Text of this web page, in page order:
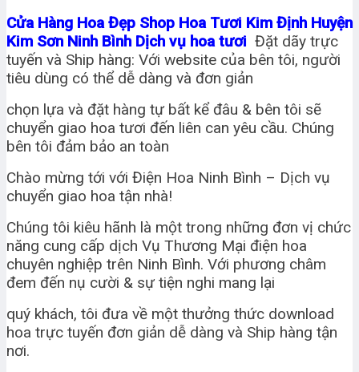
Cửa Hàng Hoa Đẹp Shop Hoa Tươi Kim Định Huyện
Kim Sơn Ninh Bình Dịch vụ hoa tươi Đặt dãy trực
tuyến và Ship hàng: Với website của bên tôi, người
tiêu dùng có thể dễ dàng và đơn giản
chọn lựa và đặt hàng tự bất kể đâu & bên tôi sẽ
chuyển giao hoa tươi đến liên can yêu cầu. Chúng
bên tôi đảm bảo an toàn
Chào mừng tới với Điện Hoa Ninh Bình – Dịch vụ
chuyển giao hoa tận nhà!
Chúng tôi kiêu hãnh là một trong những đơn vị chức
năng cung cấp dịch Vụ Thương Mại điện hoa
chuyên nghiệp trên Ninh Bình. Với phương châm
đem đến nụ cười & sự tiện nghi mang lại
quý khách, tôi đưa về một thưởng thức download
hoa trực tuyến đơn giản dễ dàng và Ship hàng tận
nơi.